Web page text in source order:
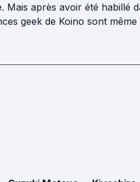
après avoir été habillé
geek de Koino sont